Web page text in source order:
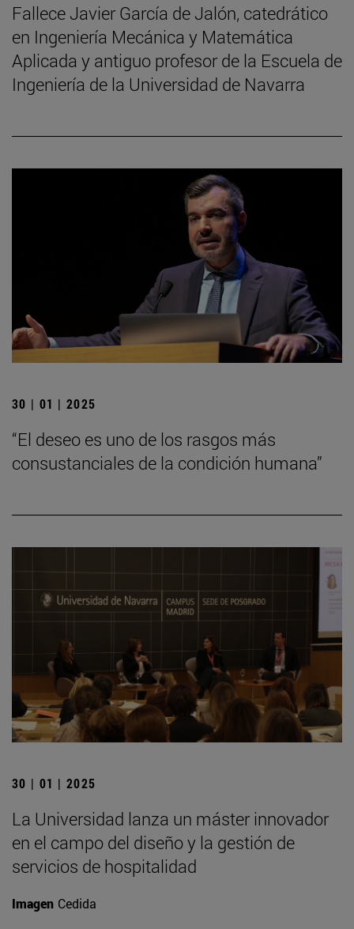
Fallece Javier García de Jalón, catedrático
en Ingeniería Mecánica y Matemática
Aplicada y antiguo profesor de la Escuela de
Ingeniería de la Universidad de Navarra
30 | 01 | 2025
“El deseo es uno de los rasgos más
consustanciales de la condición humana”
30 | 01 | 2025
La Universidad lanza un máster innovador
en el campo del diseño y la gestión de
servicios de hospitalidad
Imagen Cedida